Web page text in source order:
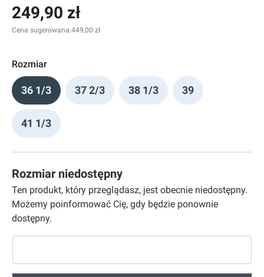
249,90 zł
Cena sugerowana:449,00 zł
Rozmiar
36 1/3 37 2/3 38 1/3 39
41 1/3
Rozmiar niedostępny
Ten produkt, który przeglądasz, jest obecnie niedostępny.
Możemy poinformować Cię, gdy będzie ponownie
dostępny.